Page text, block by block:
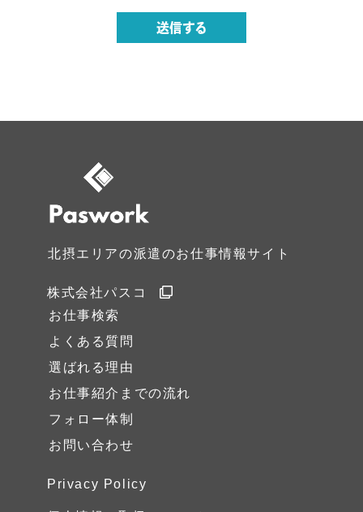
送信する
お仕事検索
よくある質問
選ばれる理由
お仕事紹介 までの流れ
フォロー体制
お問い合わせ
北摂エリアの派遣のお仕事情報サイト
株式会社パスコ
Privacy Policy